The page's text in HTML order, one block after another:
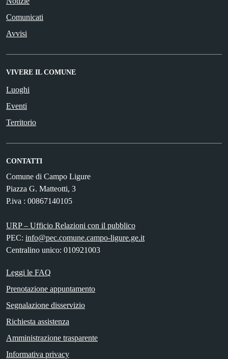
Comunicati
Avvisi
VIVERE IL COMUNE
Luoghi
Eventi
Territorio
CONTATTI
Comune di Campo Ligure
Piazza G. Matteotti, 3
P.iva : 00867140105
URP – Ufficio Relazioni con il pubblico
PEC: info@pec.comune.campo-ligure.ge.it
Centralino unico: 010921003
Leggi le FAQ
Prenotazione appuntamento
Segnalazione disservizio
Richiesta assistenza
Amministrazione trasparente
Informativa privacy